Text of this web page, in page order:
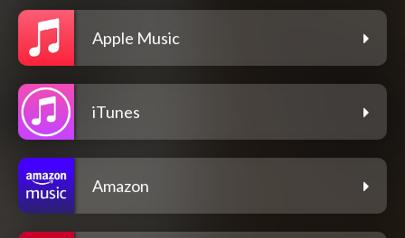
Apple Music
iTunes
Amazon